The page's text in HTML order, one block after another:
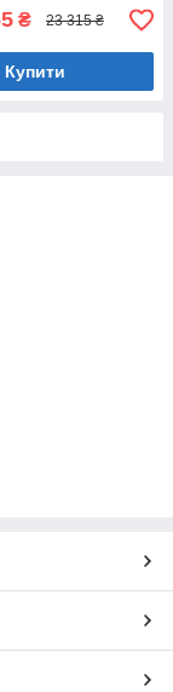
₴ 23 315 ₴
Купити